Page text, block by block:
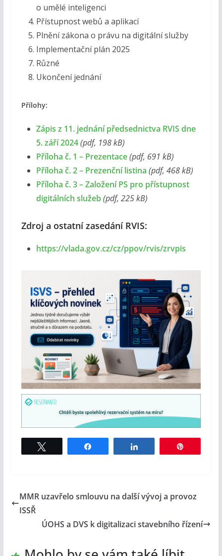
o umělé inteligenci
Přístupnost webů a aplikací
Plnění zákona o právu na digitální služby
Implementační plán 2025
Různé
Ukončení jednání
Přílohy:
Zápis z 11. jednání předsednictva RVIS dne
5. září 2024(pdf, 198 kB)
Příloha č. 1 – Prezentace(pdf, 691 kB)
Příloha č. 2 – Prezenční listina (pdf, 468 kB)
Příloha č. 3 – Založení PS pro přístupnost
digitálních služeb(pdf, 225 kB)
Zdroj a ostatní zasedání RVIS:
https://vlada.gov.cz/cz/ppov/rvis/zrvpis
MMR uzavřelo smlouvu na další vývoj a provoz
ISSŘ
ÚOHS a DVS k digitalizaci stavebního řízení